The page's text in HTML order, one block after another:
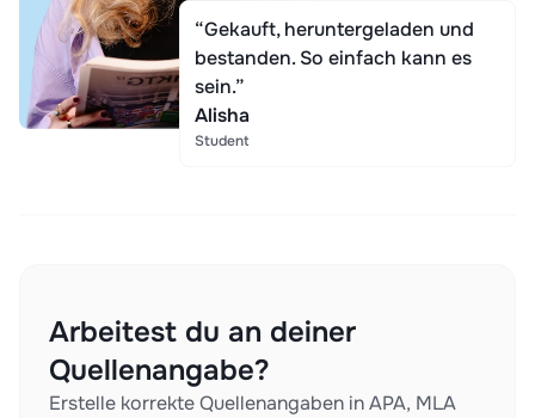
“Gekauft, heruntergeladen und
bestanden. So einfach kann es
sein.”
Alisha
Student
Arbeitest du an deiner
Quellenangabe?
Erstelle korrekte Quellenangaben in APA, MLA